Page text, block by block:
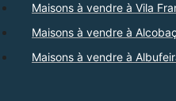
Maisons à vendre à Vila
Maisons à vendre à
Maisons à vendre à